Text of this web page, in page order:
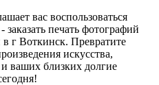
вас воспользоваться
печать фотографий
в г Воткинск. Превратите
искусства,
и ваших близких долгие